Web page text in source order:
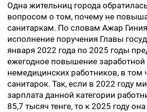
Одна жительниц города
вопросом о том, почему не
санитаркам. По словам Ажар
исполнение поручения Главы
января 2022 года по 2025 годы
ежегодное повышение заработной
немедицинских работников, в том
санитарок. Так, если в 2022 году
зарплата данной категории
85,7 тысяч тенге, то к 2025 году